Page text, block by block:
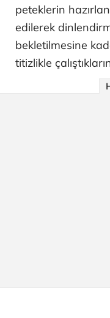
peteklerin
edilerek
bekletilmesine
titizlikle